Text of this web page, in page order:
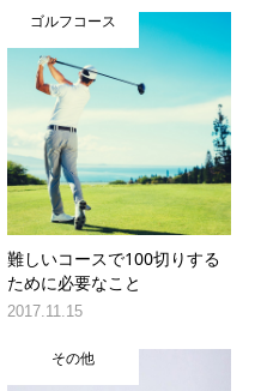
ゴルフコース
難しいコースで100切りする
ために必要なこと
2017.11.15
その他